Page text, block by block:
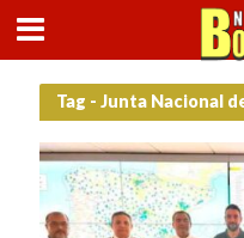
Tag - Junta Nacional